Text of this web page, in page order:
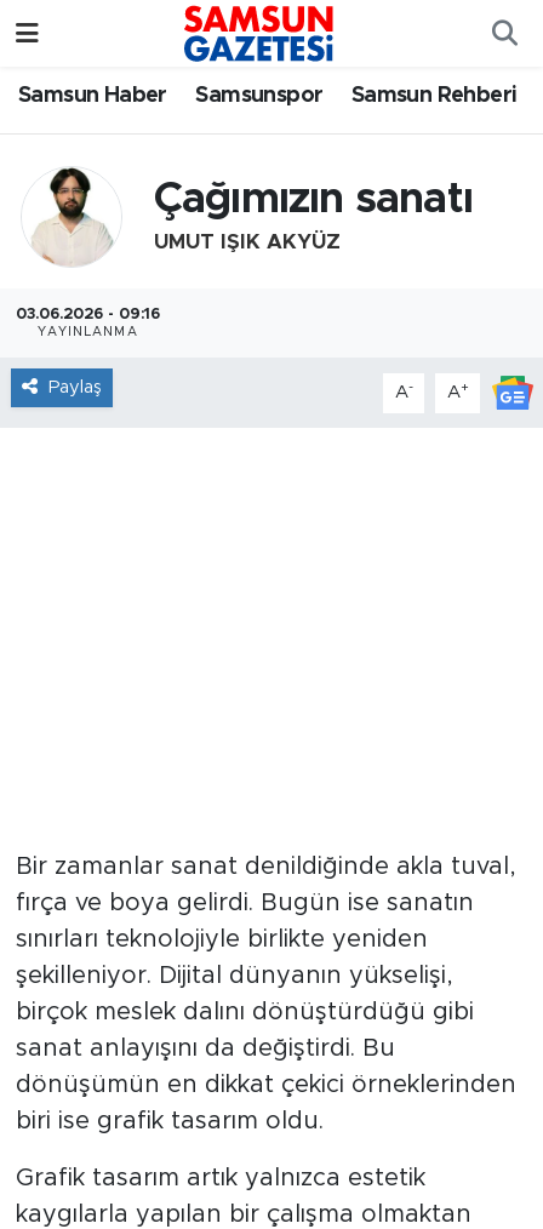
Samsun Haber Samsunspor Samsun Rehberi
Çağımızın sanatı
UMUT IŞIK AKYÜZ
03.06.2026 - 09:16
YAYINLANMA
Paylaş A- A+
Bir zamanlar sanat denildiğinde akla tuval,
fırça ve boya gelirdi. Bugün ise sanatın
sınırları teknolojiyle birlikte yeniden
şekilleniyor. Dijital dünyanın yükselişi,
birçok meslek dalını dönüştürdüğü gibi
sanat anlayışını da değiştirdi. Bu
dönüşümün en dikkat çekici örneklerinden
biri ise grafik tasarım oldu.
Grafik tasarım artık yalnızca estetik
kaygılarla yapılan bir çalışma olmaktan
Samsun Haber
Samsun Rehberi
Samsun Nöbetçi Eczaneler
SAMSUN Namaz Vakitleri
Süper Lig Puan Durumu ve Fikstür
Tüm Manşetler